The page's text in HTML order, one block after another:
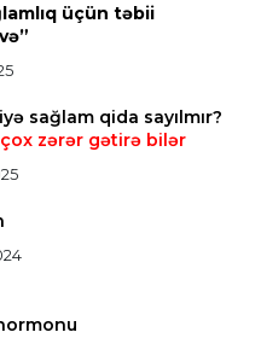
üçün təbii
sağlam qida sayılmır?
zərər gətirə bilər